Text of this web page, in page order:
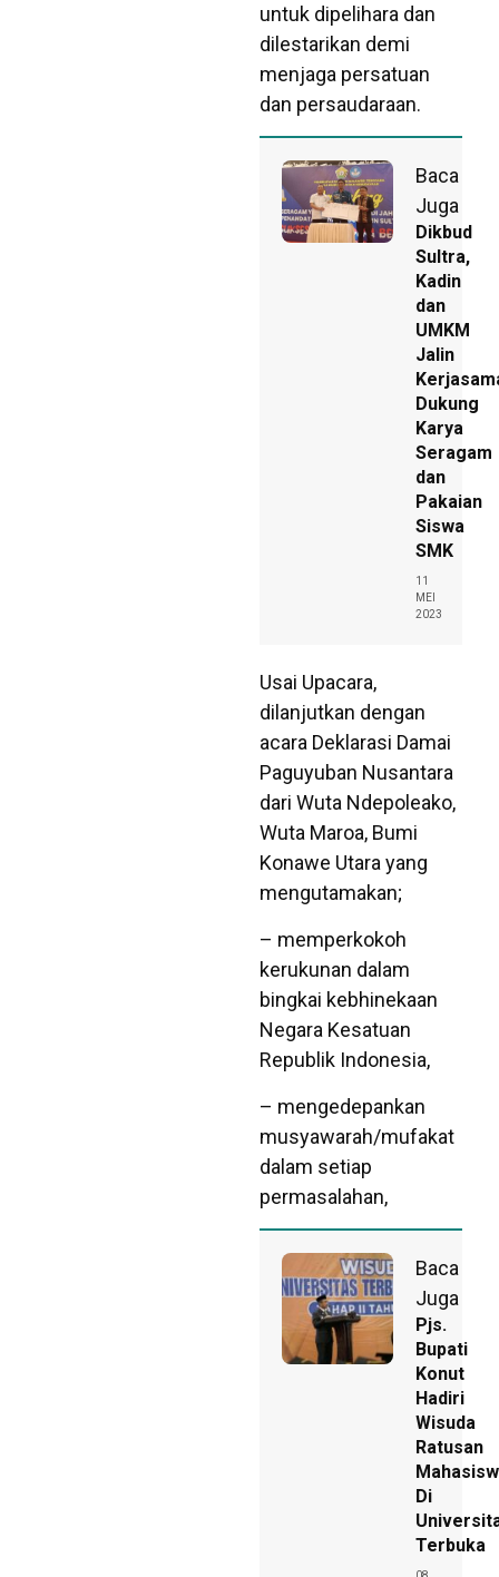
untuk dipelihara dan
dilestarikan demi
menjaga persatuan
dan persaudaraan.
Baca
Juga
Dikbud
Sultra,
Kadin
dan
UMKM
Jalin
Dukung
Karya
Seragam
dan
Pakaian
Siswa
SMK
11
MEI
2023
Usai Upacara,
dilanjutkan dengan
acara Deklarasi Damai
Paguyuban Nusantara
dari Wuta Ndepoleako,
Wuta Maroa, Bumi
Konawe Utara yang
mengutamakan;
– memperkokoh
kerukunan dalam
bingkai kebhinekaan
Negara Kesatuan
Republik Indonesia,
– mengedepankan
musyawarah/mufakat
dalam setiap
permasalahan,
Baca
Juga
Pjs.
Bupati
Konut
Hadiri
Wisuda
Ratusan
Di
Terbuka